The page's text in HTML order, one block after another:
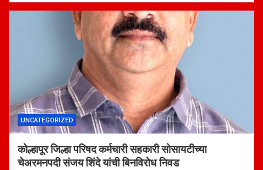
UNCATEGORIZED
कोल्हापूर जिल्हा परिषद कर्मचारी सहकारी सोसायटीच्या
चेअरमनपदी संजय शिंदे यांची बिनविरोध निवड